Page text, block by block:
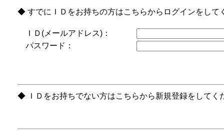
◆ すでにＩＤをお持ちの方はこちらからログインをして
ＩＤ(メールアドレス)：
パスワード：
◆ ＩＤをお持ちでない方はこちらから新規登録をしてく